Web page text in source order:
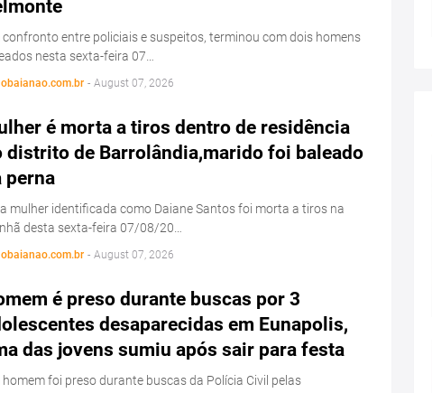
confronto entre policiais e suspeitos, terminou com dois homens
nesta sexta-feira 07…
obaianao.com.br - August 07, 2026
é morta a tiros dentro de residência
distrito de Barrolândia,marido foi baleado
perna
mulher identificada como Daiane Santos foi morta a tiros na
desta sexta-feira 07/08/20…
obaianao.com.br - August 07, 2026
é preso durante buscas por 3
desaparecidas em Eunapolis,
das jovens sumiu após sair para festa
homem foi preso durante buscas da Polícia Civil pelas